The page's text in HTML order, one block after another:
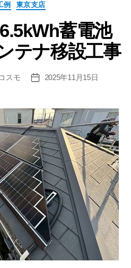
例 東京支店
蓄電池
テナ移設工事
スモ 2025年11月15日